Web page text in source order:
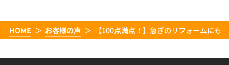
HOME お客様の声 【100点満点！】急ぎのリフォームにも